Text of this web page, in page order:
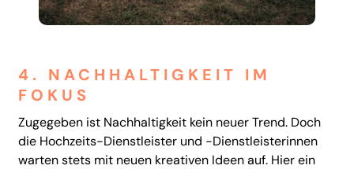
4. NACHHALTIGKEIT IM
FOKUS
Zugegeben ist Nachhaltigkeit kein neuer Trend. Doch
die Hochzeits-Dienstleister und -Dienstleisterinnen
warten stets mit neuen kreativen Ideen auf. Hier ein